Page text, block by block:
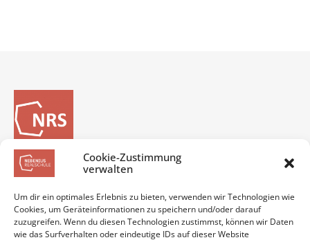
Cookie-Zustimmung
verwalten
Um dir ein optimales Erlebnis zu bieten, verwenden wir Technologien wie
Cookies, um Geräteinformationen zu speichern und/oder darauf
zuzugreifen. Wenn du diesen Technologien zustimmst, können wir Daten
wie das Surfverhalten oder eindeutige IDs auf dieser Website
Vielfalt - Leben - Lernen